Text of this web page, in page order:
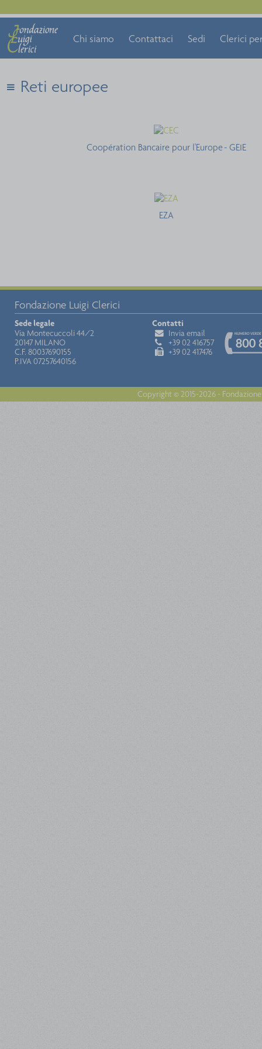
Chi siamo Contattaci Sedi Clerici
Reti europee
Coopération Bancaire pour l'Europe - GEIE
EZA
Fondazione Luigi Clerici
Sede legale
Via Montecuccoli 44/2
20147 MILANO
C.F. 80037690155
P.IVA 07257640156
Contatti
Invia email
+39 02 416757
+39 02 417476
Copyright © 2015-2026 -